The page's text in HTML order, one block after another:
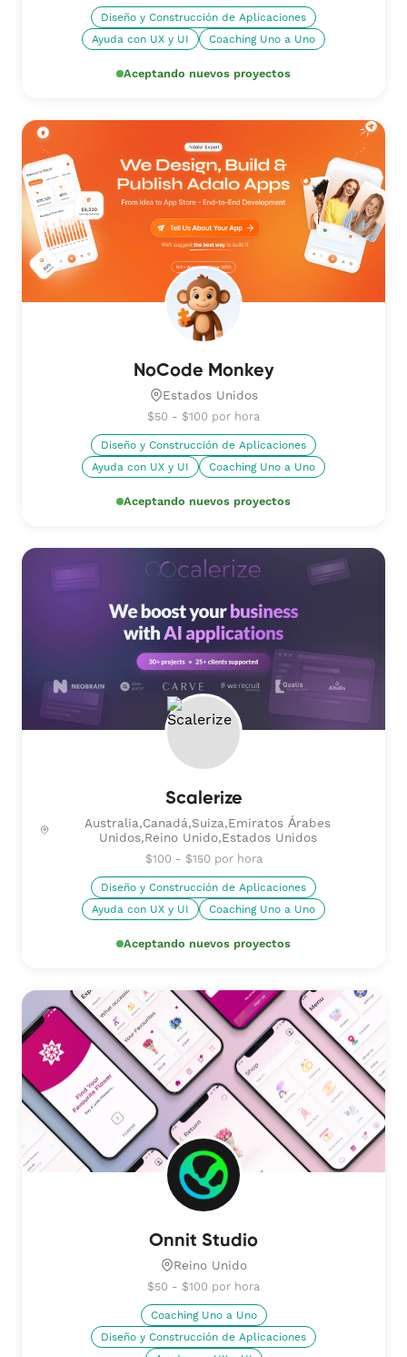
Diseño y Construcción de Aplicaciones
Ayuda con UX y UI
Coaching Uno a Uno
Aceptando nuevos proyectos
NoCode Monkey
Estados Unidos
$50 - $100 por hora
Diseño y Construcción de Aplicaciones
Ayuda con UX y UI
Coaching Uno a Uno
Aceptando nuevos proyectos
Scalerize
Australia,Canadá,Suiza,Emiratos Árabes
Unidos,Reino Unido,Estados Unidos
$100 - $150 por hora
Diseño y Construcción de Aplicaciones
Ayuda con UX y UI
Coaching Uno a Uno
Aceptando nuevos proyectos
Onnit Studio
Reino Unido
$50 - $100 por hora
Coaching Uno a Uno
Diseño y Construcción de Aplicaciones